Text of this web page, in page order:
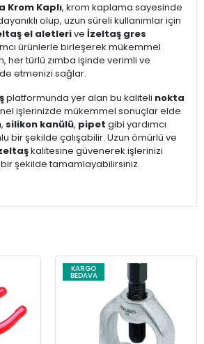
Krom Kaplı, krom kaplama sayesinde
olup, uzun süreli kullanımlar için
el aletlerive İzeltaş gres
ürünlerle birleşerek mükemmel
her türlü zımba işinde verimli ve
etmenizi sağlar.
platformunda yer alan bu kaliteli nokta
işlerinizde mükemmel sonuçlar elde
, silikon kanülü, pipet gibi yardımcı
bir şekilde çalışabilir. Uzun ömürlü ve
kalitesine güvenerek işlerinizi
bir şekilde tamamlayabilirsiniz.
KARGO
BEDAVA